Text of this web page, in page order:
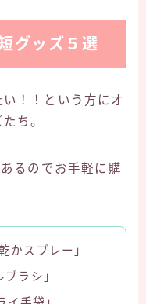
グッズ５選
！！という方にオ
ち。
るのでお手軽に購
かスプレー」
ラシ」